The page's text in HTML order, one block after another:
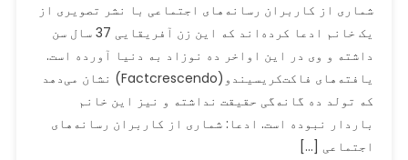
نشر
شده
در
پیوند
به
شماری از کاربران رسانه‌های اجتماعی با نشر تصویری از
یک خانم ادعا کرده‌اند که این زن آفریقایی 37 سال سن
داشته و وی در این اواخر ده نوزاد به دنیا آورده است.
یافته‌های فاکت‌کریسیندو(Factcrescendo) نشان می‌دهد
که تولد ده گانه‌گی حقیقت نداشته و نیز این خانم
باردار نبوده است. ادعا: شماری از کاربران رسانه‌های
اجتماعی […]